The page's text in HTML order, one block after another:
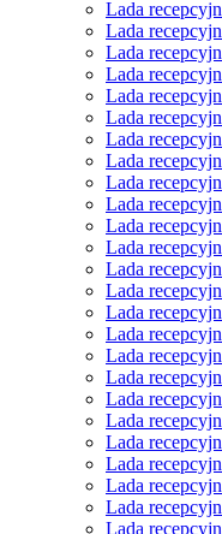
Lada
Lada
Lada
Lada
Lada
Lada
Lada
Lada
Lada
Lada
Lada
Lada
Lada
Lada
Lada
Lada
Lada
Lada
Lada
Lada
Lada
Lada
Lada
Lada
Lada